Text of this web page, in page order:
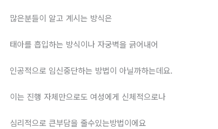
많은분들이 알고 계시는 방식은
태아를 흡입하는 방식이나 자궁벽을 긁어내어
인공적으로 임신중단하는 방법이 아닐까하는데요.
이는 진행 자체만으로도 여성에게 신체적으로나
심리적으로 큰부담을 줄수있는방법이에요